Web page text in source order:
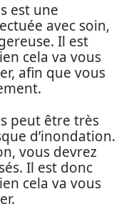
est une
avec soin,
Il est
cela va vous
afin que vous
peut être très
d’inondation.
vous devrez
Il est donc
cela va vous